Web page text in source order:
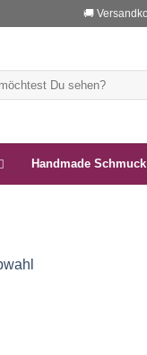
🚚
Handmade Schmuck